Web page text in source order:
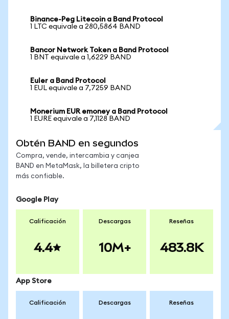
Binance-Peg Litecoin a Band Protocol
1 LTC equivale a 280,5864 BAND
Bancor Network Token a Band Protocol
1 BNT equivale a 1,6229 BAND
Euler a Band Protocol
1 EUL equivale a 7,7259 BAND
Monerium EUR emoney a Band Protocol
1 EURE equivale a 7,1128 BAND
Obtén BAND en segundos
Compra, vende, intercambia y canjea
BAND en MetaMask, la billetera cripto
más confiable.
Google Play
Calificación
4.4
Descargas
10M+
Reseñas
483.8K
App Store
Calificación Descargas Reseñas